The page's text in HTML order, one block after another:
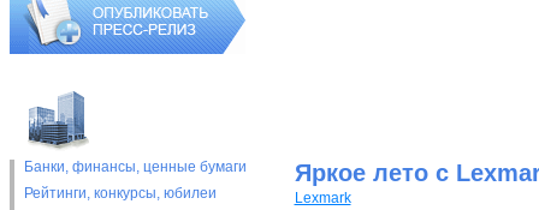
Банки, финансы, ценные бумаги
Рейтинги, конкурсы, юбилеи
Яркое лето с
Lexmark